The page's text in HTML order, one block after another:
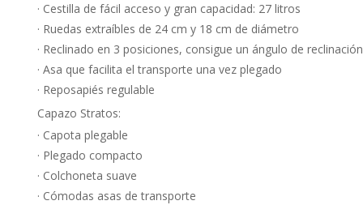
· Cestilla de fácil acceso y gran capacidad: 27 litros
· Ruedas extraíbles de 24 cm y 18 cm de diámetro
· Reclinado en 3 posiciones, consigue un ángulo de
· Asa que facilita el transporte una vez plegado
· Reposapiés regulable
Capazo Stratos:
· Capota plegable
· Plegado compacto
· Colchoneta suave
· Cómodas asas de transporte